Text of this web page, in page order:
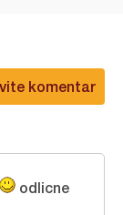
komentar
odlicne